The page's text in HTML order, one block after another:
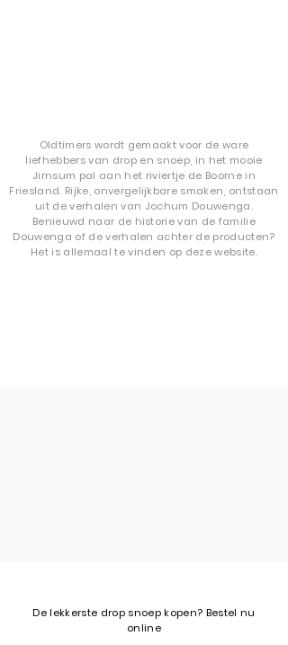
Oldtimers wordt gemaakt voor de ware
liefhebbers van drop en snoep, in het mooie
Jirnsum pal aan het riviertje de Boorne in
Friesland. Rijke, onvergelijkbare smaken, ontstaan
uit de verhalen van Jochum Douwenga.
Benieuwd naar de historie van de familie
Douwenga of de verhalen achter de producten?
Het is allemaal te vinden op deze website.
​De lekkerste drop snoep kopen? Bestel nu
online